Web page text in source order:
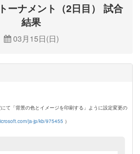
ーナメント（2日目） 試合
結果
03月15日(日)
て「背景の色とイメージを印刷する」ように設定変更の
ja-jp/kb/975455 ）